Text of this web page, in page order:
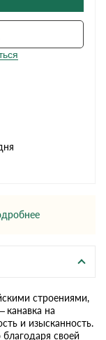
строениями,
на
и изысканность.
своей